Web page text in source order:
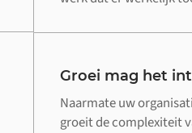
Groei mag het
Naarmate uw
groeit de complexiteit